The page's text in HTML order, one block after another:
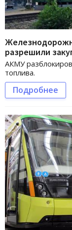
разрешили
АКМУ
топлива.
Подробнее